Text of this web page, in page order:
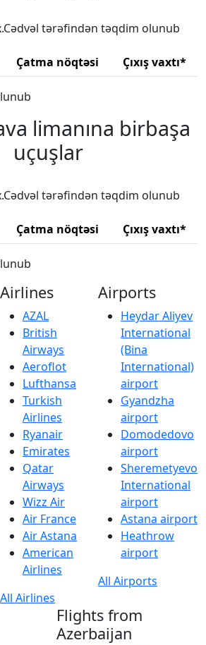
tərəfindən təqdim olunub
Çatma nöqtəsi Çıxış vaxtı*
limanına birbaşa
uçuşlar
tərəfindən təqdim olunub
Çatma nöqtəsi Çıxış vaxtı*
Airlines
AZAL
British
Airways
Aeroflot
Lufthansa
Turkish
Airlines
Ryanair
Emirates
Qatar
Airways
Wizz Air
Air France
Air Astana
American
Airlines
All Airlines
Airports
Heydar Aliyev
International
(Bina
International)
airport
Gyandzha
airport
Domodedovo
airport
Sheremetyevo
International
airport
Astana airport
Heathrow
airport
All Airports
Flights from
Azerbaijan